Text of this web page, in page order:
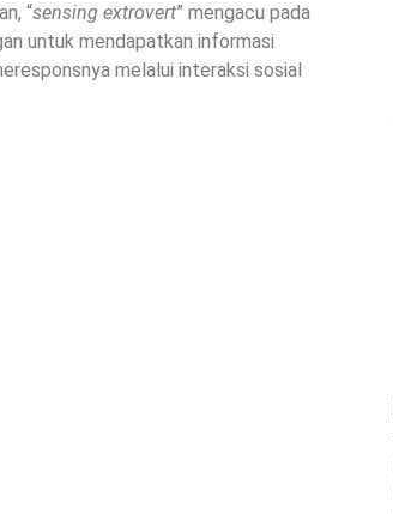
“sensing extrovert” mengacu pada
untuk mendapatkan informasi
melalui interaksi sosial